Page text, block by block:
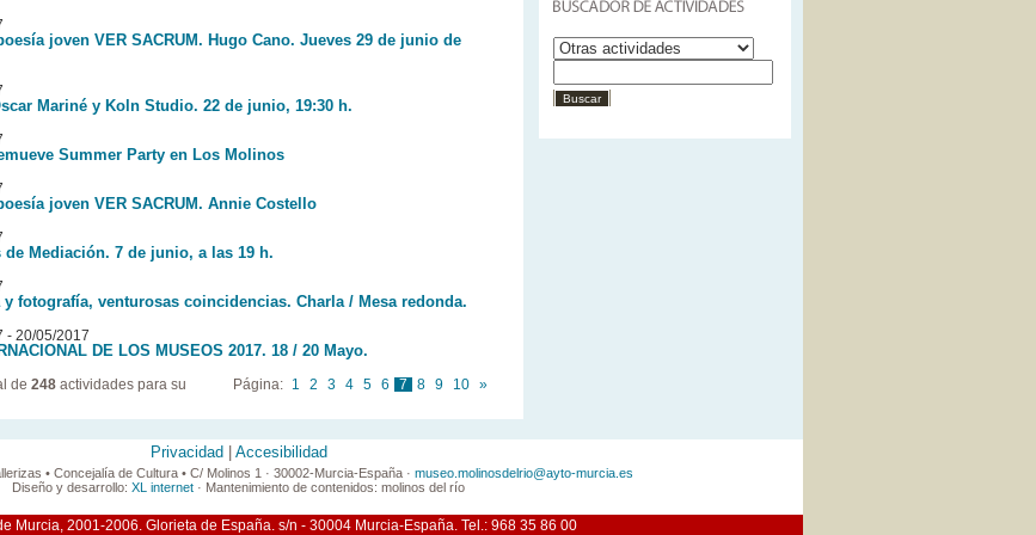
joven VER SACRUM. Hugo Cano. Jueves 29 de junio de
Mariné y Koln Studio. 22 de junio, 19:30 h.
Summer Party en Los Molinos
joven VER SACRUM. Annie Costello
de Mediación. 7 de junio, a las 19 h.
y fotografía, venturosas coincidencias. Charla / Mesa redonda.
- 20/05/2017
DE LOS MUSEOS 2017. 18 / 20 Mayo.
de 248 actividades para su
Página: 1 2 3 4 5 6 7 8 9 10 »
Privacidad Accesibilidad
• Concejalía de Cultura • C/ Molinos 1 · 30002-Murcia-España · museo.molinosdelrio@ayto-murcia.es
Diseño y desarrollo: XL internet · Mantenimiento de contenidos: molinos del río
Murcia, 2001-2006. Glorieta de España. s/n - 30004 Murcia-España. Tel.: 968 35 86 00